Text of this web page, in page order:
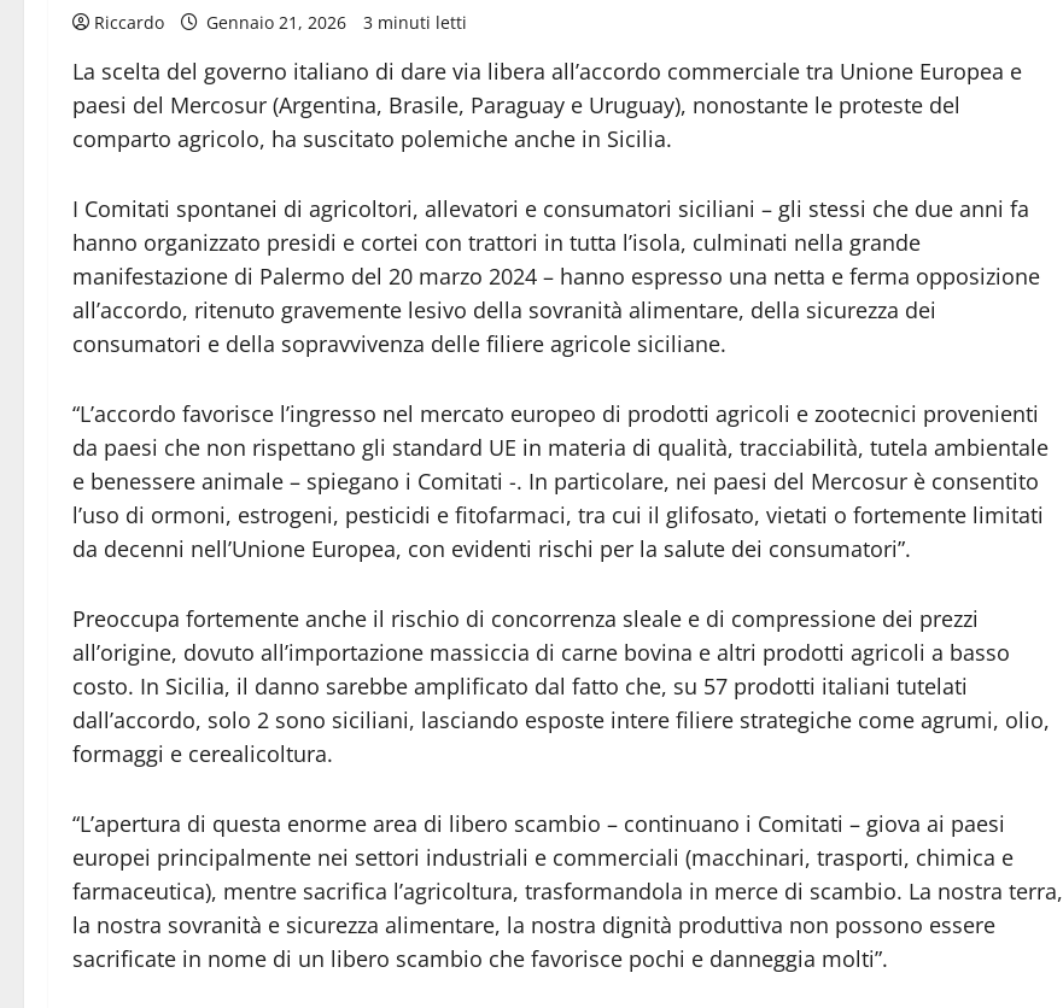
Riccardo Gennaio 21, 2026 3 minuti letti
La scelta del governo italiano di dare via libera all’accordo commerciale tra Unione Europea e
paesi del Mercosur (Argentina, Brasile, Paraguay e Uruguay), nonostante le proteste del
comparto agricolo, ha suscitato polemiche anche in Sicilia.
I Comitati spontanei di agricoltori, allevatori e consumatori siciliani – gli stessi che due anni fa
hanno organizzato presidi e cortei con trattori in tutta l’isola, culminati nella grande
manifestazione di Palermo del 20 marzo 2024 – hanno espresso una netta e ferma opposizione
all’accordo, ritenuto gravemente lesivo della sovranità alimentare, della sicurezza dei
consumatori e della sopravvivenza delle filiere agricole siciliane.
“L’accordo favorisce l’ingresso nel mercato europeo di prodotti agricoli e zootecnici provenienti
da paesi che non rispettano gli standard UE in materia di qualità, tracciabilità, tutela ambientale
e benessere animale – spiegano i Comitati -. In particolare, nei paesi del Mercosur è consentito
l’uso di ormoni, estrogeni, pesticidi e fitofarmaci, tra cui il glifosato, vietati o fortemente limitati
da decenni nell’Unione Europea, con evidenti rischi per la salute dei consumatori”.
Preoccupa fortemente anche il rischio di concorrenza sleale e di compressione dei prezzi
all’origine, dovuto all’importazione massiccia di carne bovina e altri prodotti agricoli a basso
costo. In Sicilia, il danno sarebbe amplificato dal fatto che, su 57 prodotti italiani tutelati
dall’accordo, solo 2 sono siciliani, lasciando esposte intere filiere strategiche come agrumi, olio,
formaggi e cerealicoltura.
“L’apertura di questa enorme area di libero scambio – continuano i Comitati – giova ai paesi
europei principalmente nei settori industriali e commerciali (macchinari, trasporti, chimica e
farmaceutica), mentre sacrifica l’agricoltura, trasformandola in merce di scambio. La nostra terra,
la nostra sovranità e sicurezza alimentare, la nostra dignità produttiva non possono essere
sacrificate in nome di un libero scambio che favorisce pochi e danneggia molti”.